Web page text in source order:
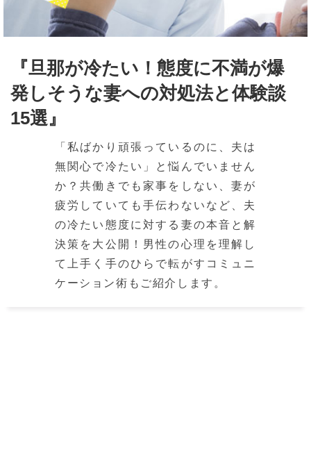
『旦那が冷たい！態度に不満が爆
発しそうな妻への対処法と体験談
15選』
「私ばかり頑張っているのに、夫は
無関心で冷たい」と悩んでいません
か？共働きでも家事をしない、妻が
疲労していても手伝わないなど、夫
の冷たい態度に対する妻の本音と解
決策を大公開！男性の心理を理解し
て上手く手のひらで転がすコミュニ
ケーション術もご紹介します。